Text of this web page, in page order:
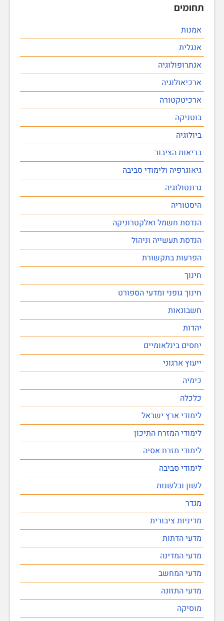
תחומים
אמנות
אנגלית
אנתרופולוגיה
ארכיאולוגיה
ארכיטקטורה
בוטניקה
ביולוגיה
בריאות הציבור
גיאוגרפיה ולימודי סביבה
גרונטולוגיה
היסטוריה
הנדסת חשמל ואלקטרוניקה
הנדסת תעשייה וניהול
הפרעות בתקשורת
חינוך
חינוך גופני ומדעי הספורט
חשבונאות
יהדות
יחסים בינלאומיים
ייעוץ ארגוני
כימיה
כלכלה
לימודי ארץ ישראל
לימודי המזרח התיכון
לימודי מזרח אסיה
לימודי סביבה
לשון ובלשנות
מגדר
מדיניות ציבורית
מדעי הדתות
מדעי המדינה
מדעי המחשב
מדעי התזונה
מוסיקה